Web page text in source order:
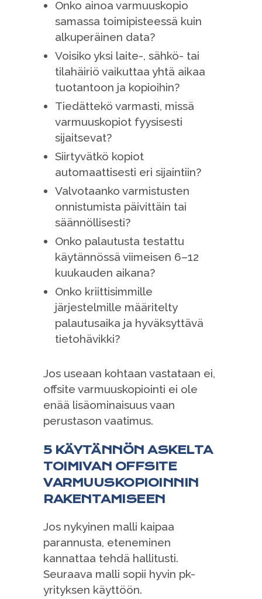
Onko ainoa varmuuskopio
samassa toimipisteessä kuin
alkuperäinen data?
Voisiko yksi laite-, sähkö- tai
tilahäiriö vaikuttaa yhtä aikaa
tuotantoon ja kopioihin?
Tiedättekö varmasti, missä
varmuuskopiot fyysisesti
sijaitsevat?
Siirtyvätkö kopiot
automaattisesti eri sijaintiin?
Valvotaanko varmistusten
onnistumista päivittäin tai
säännöllisesti?
Onko palautusta testattu
käytännössä viimeisen 6–12
kuukauden aikana?
Onko kriittisimmille
järjestelmille määritelty
palautusaika ja hyväksyttävä
tietohävikki?
Jos useaan kohtaan vastataan ei,
offsite varmuuskopiointi ei ole
enää lisäominaisuus vaan
perustason vaatimus.
5 KÄYTÄNNÖN ASKELTA
TOIMIVAN OFFSITE
VARMUUSKOPIOINNIN
RAKENTAMISEEN
Jos nykyinen malli kaipaa
parannusta, eteneminen
kannattaa tehdä hallitusti.
Seuraava malli sopii hyvin pk-
yrityksen käyttöön.